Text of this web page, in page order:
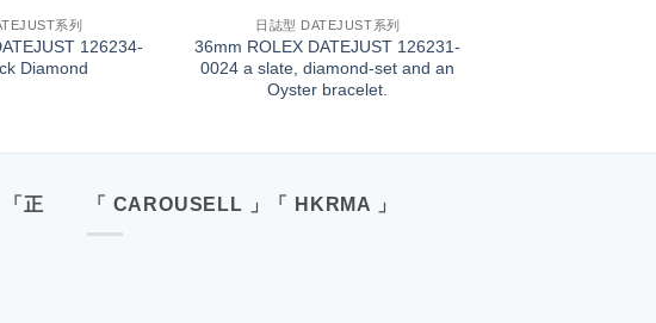
系列
126234-
Diamond
日誌型 DATEJUST系列
36mm ROLEX DATEJUST 126231-
0024 a slate, diamond-set and an
Oyster bracelet.
「正
「 CAROUSELL 」「 HKRMA 」